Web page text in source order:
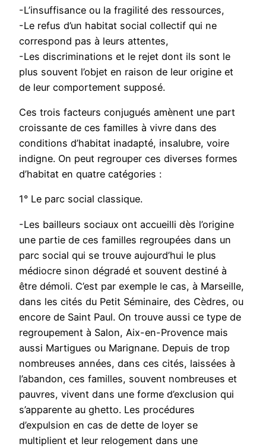
-L’insuffisance ou la fragilité des ressources,
-Le refus d’un habitat social collectif qui ne
correspond pas à leurs attentes,
-Les discriminations et le rejet dont ils sont le
plus souvent l’objet en raison de leur origine et
de leur comportement supposé.
Ces trois facteurs conjugués amènent une part
croissante de ces familles à vivre dans des
conditions d’habitat inadapté, insalubre, voire
indigne. On peut regrouper ces diverses formes
d’habitat en quatre catégories :
1° Le parc social classique.
-Les bailleurs sociaux ont accueilli dès l’origine
une partie de ces familles regroupées dans un
parc social qui se trouve aujourd’hui le plus
médiocre sinon dégradé et souvent destiné à
être démoli. C’est par exemple le cas, à Marseille,
dans les cités du Petit Séminaire, des Cèdres, ou
encore de Saint Paul. On trouve aussi ce type de
regroupement à Salon, Aix-en-Provence mais
aussi Martigues ou Marignane. Depuis de trop
nombreuses années, dans ces cités, laissées à
l’abandon, ces familles, souvent nombreuses et
pauvres, vivent dans une forme d’exclusion qui
s’apparente au ghetto. Les procédures
d’expulsion en cas de dette de loyer se
multiplient et leur relogement dans une